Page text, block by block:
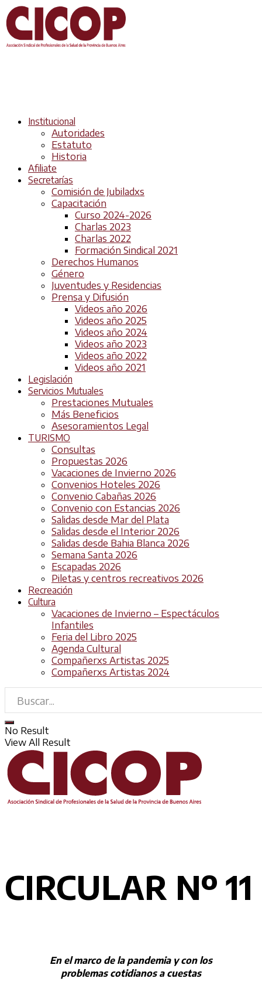
Institucional
Autoridades
Estatuto
Historia
Afiliate
Secretarías
Comisión de Jubiladxs
Capacitación
Curso 2024-2026
Charlas 2023
Charlas 2022
Formación Sindical 2021
Derechos Humanos
Género
Juventudes y Residencias
Prensa y Difusión
Videos año 2026
Videos año 2025
Videos año 2024
Videos año 2023
Videos año 2022
Videos año 2021
Legislación
Servicios Mutuales
Prestaciones Mutuales
Más Beneficios
Asesoramientos Legal
TURISMO
Consultas
Propuestas 2026
Vacaciones de Invierno 2026
Convenios Hoteles 2026
Convenio Cabañas 2026
Convenio con Estancias 2026
Salidas desde Mar del Plata
Salidas desde el Interior 2026
Salidas desde Bahia Blanca 2026
Semana Santa 2026
Escapadas 2026
Piletas y centros recreativos 2026
Recreación
Cultura
Vacaciones de Invierno – Espectáculos
Infantiles
Feria del Libro 2025
Agenda Cultural
Compañerxs Artistas 2025
Compañerxs Artistas 2024
No Result
View All Result
CIRCULAR Nº 11
En el marco de la pandemia y con los
problemas cotidianos a cuestas